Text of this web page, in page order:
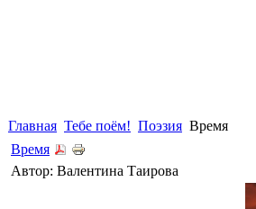
Главная Тебе поём! Поэзия Время
Время
Автор: Валентина Таирова